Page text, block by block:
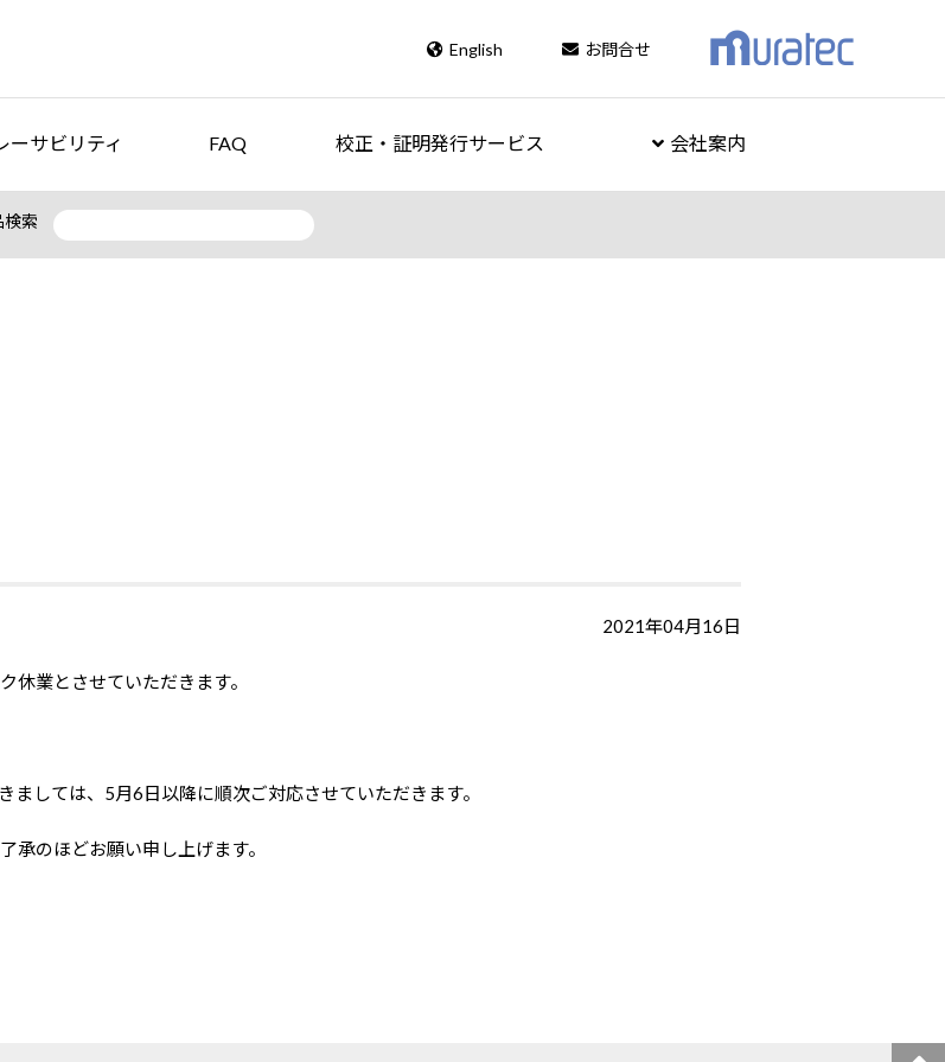
English お問合せ
ーサビリティ FAQ 校正・証明発行サービス 会社案内
検索
2021年04月16日
休業とさせていただきます。
しては、5月6日以降に順次ご対応させていただきます。
承のほどお願い申し上げます。